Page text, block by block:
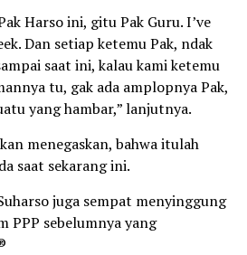
Harso ini, gitu Pak Guru. I’ve
Dan setiap ketemu Pak, ndak
saat ini, kalau kami ketemu
tu, gak ada amplopnya Pak,
yang hambar,” lanjutnya.
menegaskan, bahwa itulah
saat sekarang ini.
juga sempat menyinggung
PPP sebelumnya yang